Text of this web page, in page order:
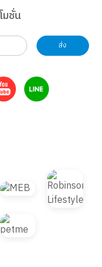
มชั่น
ส่ง